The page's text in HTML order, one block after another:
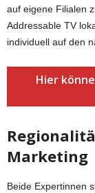
auf eigene Filialen
Addressable TV
individuell auf den
Hier
Marketing
Beide Expertinnen